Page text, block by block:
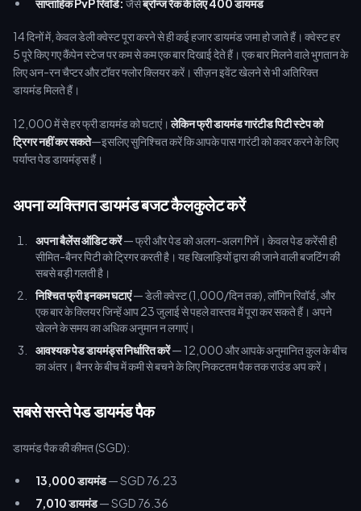
साप्ताहिक PvP रिवॉर्ड: जैसेब्रॉन्ज रैंक के लिए 400 डायमंड
14 दिनों में, केवल डेली क्वेस्ट पूरा करने से ही कई हजार डायमंड जमा हो जाते हैं। क्वेस्ट हर
5 पूरे किए गए कैंपेन स्टेज पर कम से कम एक बार दिखाई देते हैं। एक बार मिलने वाले भुगतान के
लिए अन-रन चैप्टर और टॉवर फ्लोर क्लियर करें। सीज़न इवेंट खेलने से भी अतिरिक्त
डायमंड मिलते हैं।
12,000 में से हर फ्री डायमंड को घटाएं।लेकिन फ्री डायमंड गारंटीड पिटी स्टेप को
ट्रिगर नहीं कर सकते—इसलिए सुनिश्चित करें कि आपके पास गारंटी को कवर करने के लिए
पर्याप्त पेड डायमंड्स हैं।
अपना व्यक्तिगत डायमंड बजट कैलकुलेट करें
अपना बैलेंस ऑडिट करें— फ्री और पेड को अलग-अलग गिनें। केवल पेड करेंसी ही
सीमित-बैनर पिटी को ट्रिगर करती है। यह खिलाड़ियों द्वारा की जाने वाली बजटिंग की
सबसे बड़ी गलती है।
निश्चित फ्री इनकम घटाएं— डेली क्वेस्ट (1,000/दिन तक), लॉगिन रिवॉर्ड, और
एक बार के क्लियर जिन्हें आप 23 जुलाई से पहले वास्तव में पूरा कर सकते हैं। अपने
खेलने के समय का अधिक अनुमान न लगाएं।
आवश्यक पेड डायमंड्स निर्धारित करें— 12,000 और आपके अनुमानित कुल के बीच
का अंतर। बैनर के बीच में कमी से बचने के लिए निकटतम पैक तक राउंड अप करें।
सबसे सस्ते पेड डायमंड पैक
डायमंड पैक की कीमत (SGD):
13,000 डायमंड— SGD 76.23
7,010 डायमंड— SGD 76.36